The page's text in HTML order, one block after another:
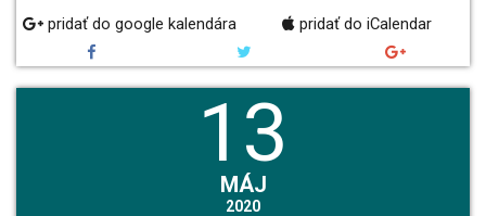
pridať do google kalendára pridať do iCalendar
13
MÁJ
2020